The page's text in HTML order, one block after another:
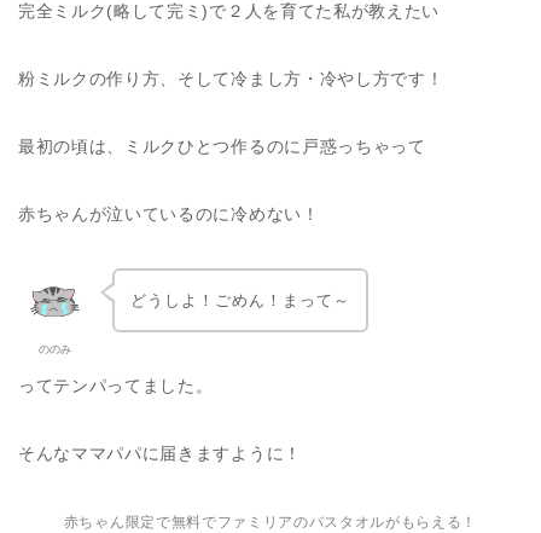
完全ミルク(略して完ミ)で２人を育てた私が教えたい
粉ミルクの作り方、そして冷まし方・冷やし方です！
最初の頃は、ミルクひとつ作るのに戸惑っちゃって
赤ちゃんが泣いているのに冷めない！
ののみ
どうしよ！ごめん！まって～
ってテンパってました。
そんなママパパに届きますように！
赤ちゃん限定で無料でファミリアのバスタオルがもらえる！